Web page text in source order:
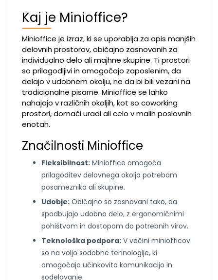
Kaj je Minioffice?
Minioffice je izraz, ki se uporablja za opis manjših
delovnih prostorov, običajno zasnovanih za
individualno delo ali majhne skupine. Ti prostori
so prilagodljivi in omogočajo zaposlenim, da
delajo v udobnem okolju, ne da bi bili vezani na
tradicionalne pisarne. Minioffice se lahko
nahajajo v različnih okoljih, kot so coworking
prostori, domači uradi ali celo v malih poslovnih
enotah.
Značilnosti Minioffice
Fleksibilnost: Minioffice omogoča
prilagoditev delovnega okolja potrebam
posameznika ali skupine.
Udobje: Običajno so zasnovani tako, da
spodbujajo udobno delo, z ergonomičnimi
pohištvom in dostopom do potrebnih virov.
Teknološka podpora: V večini miniofficov
so na voljo sodobne tehnologije, ki
omogočajo učinkovito komunikacijo in
sodelovanje.